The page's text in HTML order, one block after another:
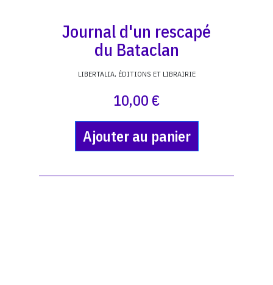
Journal d'un rescapé
du Bataclan
LIBERTALIA, ÉDITIONS ET LIBRAIRIE
10,00 €
Ajouter au panier